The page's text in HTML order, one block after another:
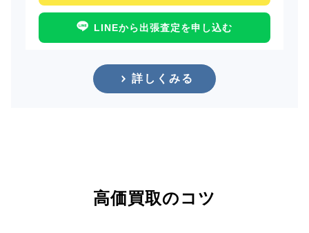
LINEから出張査定を申し込む
詳しくみる
高価買取のコツ